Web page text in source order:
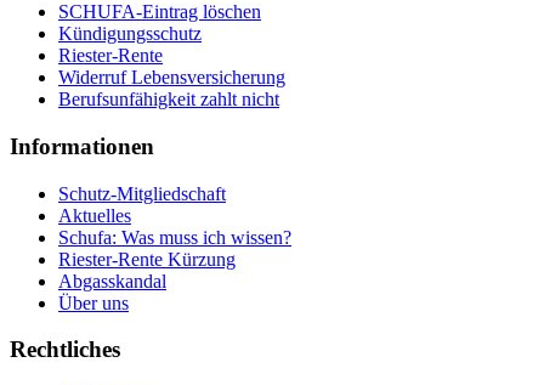
SCHUFA-Eintrag löschen
Kündigungsschutz
Riester-Rente
Widerruf Lebensversicherung
Berufsunfähigkeit zahlt nicht
Informationen
Schutz-Mitgliedschaft
Aktuelles
Schufa: Was muss ich wissen?
Riester-Rente Kürzung
Abgasskandal
Über uns
Rechtliches